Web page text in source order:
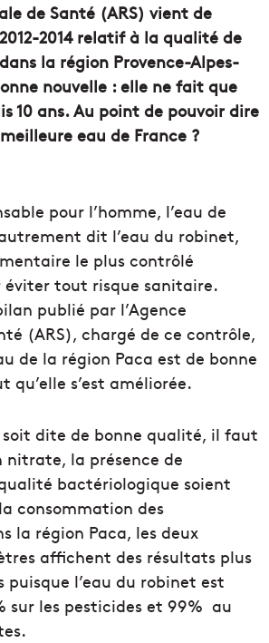
de Santé (ARS) vient de
2014 relatif à la qualité de
la région Provence-Alpes-
nouvelle : elle ne fait que
10 ans. Au point de pouvoir dire
eau de France ?
pour l’homme, l’eau de
dit l’eau du robinet,
le plus contrôlé
éviter tout risque sanitaire.
publié par l’Agence
(ARS), chargé de ce contrôle,
de la région Paca est de bonne
s’est améliorée.
soit dite de bonne qualité, il faut
nitrate, la présence de
bactériologique soient
consommation des
la région Paca, les deux
affichent des résultats plus
l’eau du robinet est
sur les pesticides et 99% au